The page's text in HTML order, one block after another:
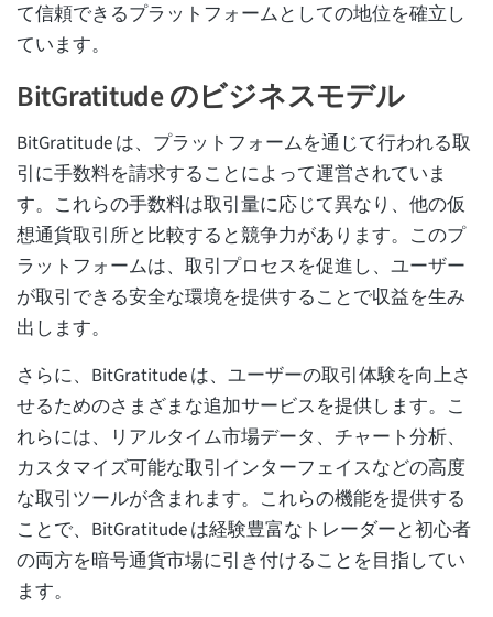
て信頼できるプラットフォームとしての地位を確立し
ています。
BitGratitude のビジネスモデル
BitGratitude は、プラットフォームを通じて行われる取
引に手数料を請求することによって運営されていま
す。これらの手数料は取引量に応じて異なり、他の仮
想通貨取引所と比較すると競争力があります。このプ
ラットフォームは、取引プロセスを促進し、ユーザー
が取引できる安全な環境を提供することで収益を生み
出します。
さらに、BitGratitude は、ユーザーの取引体験を向上さ
せるためのさまざまな追加サービスを提供します。こ
れらには、リアルタイム市場データ、チャート分析、
カスタマイズ可能な取引インターフェイスなどの高度
な取引ツールが含まれます。これらの機能を提供する
ことで、BitGratitude は経験豊富なトレーダーと初心者
の両方を暗号通貨市場に引き付けることを目指してい
ます。